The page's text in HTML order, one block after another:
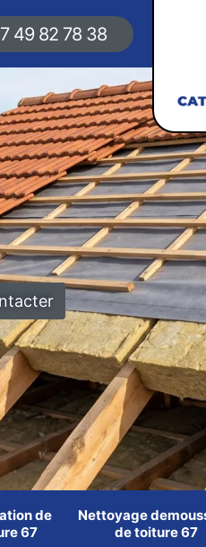
49 82 78 38
de
67
Nettoyage
de toiture 67